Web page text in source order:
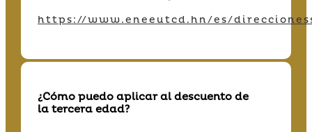
https://www.eneeutcd.hn/es/
¿Cómo puedo aplicar al descuento de
la tercera edad?